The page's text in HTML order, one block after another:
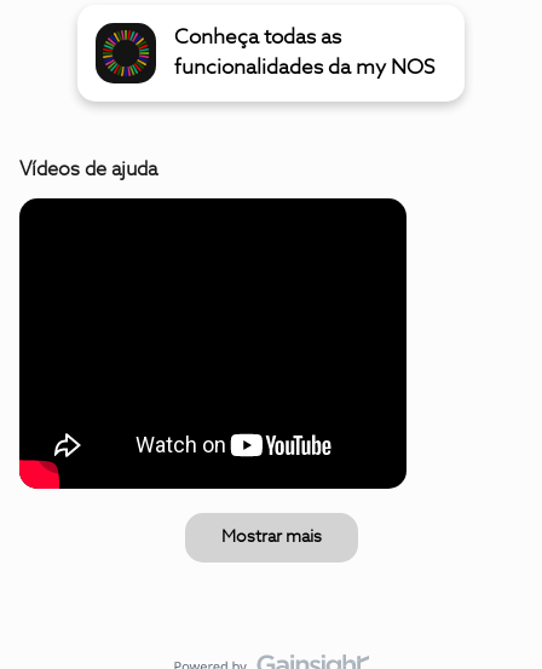
Conheça todas as
funcionalidades da my NOS
Vídeos de ajuda
Mostrar mais